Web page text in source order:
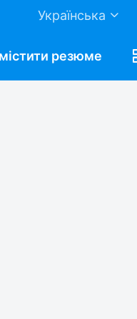
Українська
резюме